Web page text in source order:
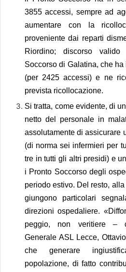
3855 accessi, sempre ad
aumentare con la
proveniente dai reparti
Riordino; discorso
Soccorso di Galatina, che
(per 2425 accessi) e ne
prevista ricollocazione.
Si tratta, come evidente, di
netto del personale in
assolutamente di assicurare
(di norma sei infermieri per
tre in tutti gli altri presidi) e
i Pronto Soccorso degli
periodo estivo. Del resto,
giungono particolari
direzioni ospedaliere.
peggio, non veritiere –
Generale ASL Lecce,
che generare
popolazione, di fatto